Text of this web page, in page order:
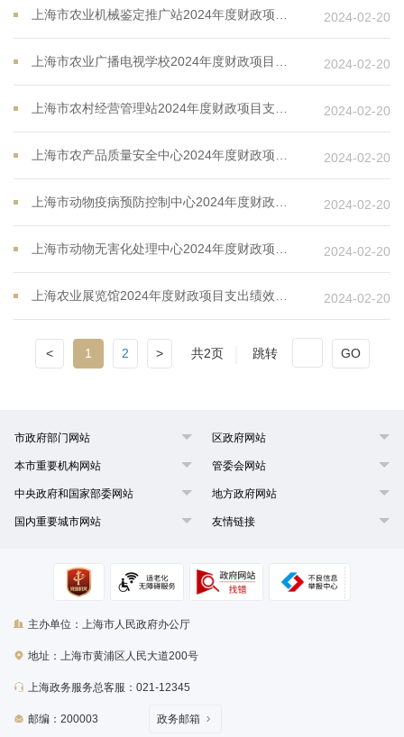
2024-02-20
2024-02-20
2024-02-20
2024-02-20
2024-02-20
2024-02-20
2024-02-20
< 1 2 > 共2页 跳转 GO
市政府部门网站 区政府网站
本市重要机构网站 管委会网站
中央政府和国家部委网站 地方政府网站
国内重要城市网站 友情链接
主办单位：上海市人民政府办公厅
地址：上海市黄浦区人民大道200号
上海政务服务总客服：021-12345
邮编：200003 政务邮箱